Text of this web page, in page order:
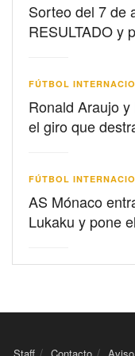
Sorteo del 7 de
RESULTADO y
FÚTBOL
Ronald Araujo
el giro que
FÚTBOL
AS Mónaco
Lukaku y pone